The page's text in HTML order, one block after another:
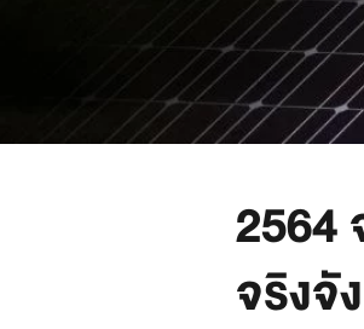
2564
จริงจั